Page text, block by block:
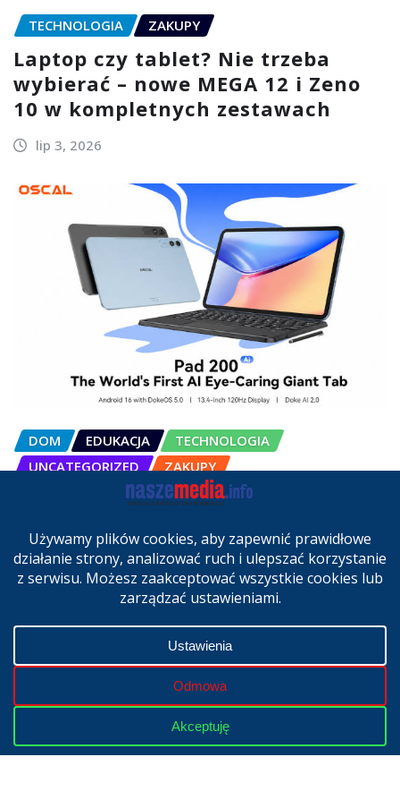
TECHNOLOGIA ZAKUPY
Laptop czy tablet? Nie trzeba
wybierać – nowe MEGA 12 i Zeno
10 w kompletnych zestawach
lip 3, 2026
DOM EDUKACJA
TECHNOLOGIA
UNCATEGORIZED
ZAKUPY
OSCAL Pad 200 alternatywą dla
sprzedaży w Polsce
cze 27, 2026